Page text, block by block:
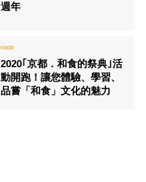
週年
2020｢京都．和食的祭典｣活
動開跑！讓您體驗、學習、
品嘗「和食」文化的魅力